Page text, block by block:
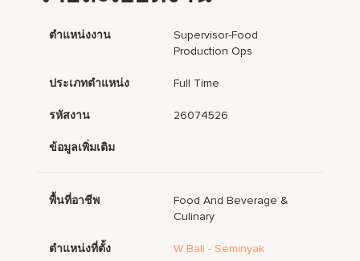
ตำแหน่งงาน
Supervisor-Food
Production Ops
ประเภทตำแหน่ง Full Time
รหัสงาน 26074526
ข้อมูลเพิ่มเติม
พื้นที่อาชีพ
Food And Beverage &
Culinary
ตำแหน่งที่ตั้ง W Bali - Seminyak